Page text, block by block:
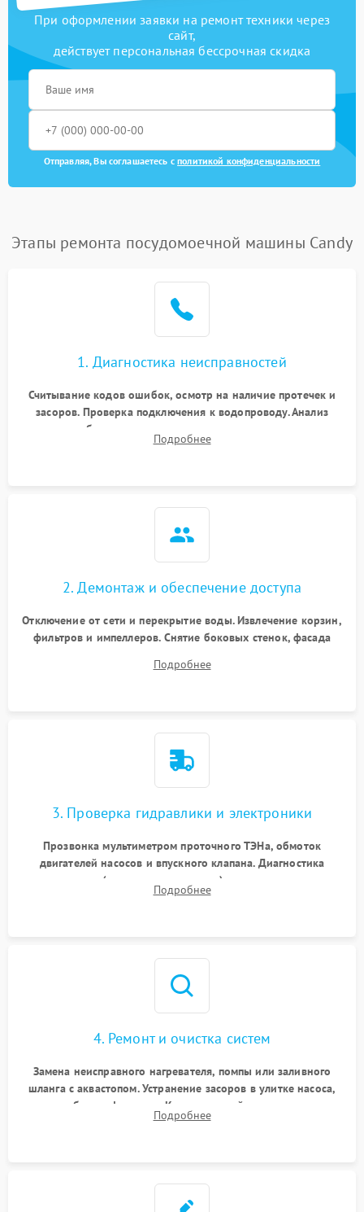
При оформлении заявки на ремонт техники через
сайт,
действует персональная бессрочная скидка
Отправляя, Вы соглашаетесь сполитикой конфиденциальности
Этапы ремонта посудомоечной машины Candy
1. Диагностика неисправностей
Считывание кодов ошибок, осмотр на наличие протечек и
засоров. Проверка подключения к водопроводу. Анализ
жалоб на отсутствие слива, нагрева, вращения
разбрызгивателей или срабатывание системы защиты
Подробнее
2. Демонтаж и обеспечение доступа
Отключение от сети и перекрытие воды. Извлечение корзин,
фильтров и импеллеров. Снятие боковых стенок, фасада
циркуляционному насосу, ТЭНу и сливной помпе.
Подробнее
3. Проверка гидравлики и электроники
Прозвонка мультиметром проточного ТЭНа, обмоток
двигателей насосов и впускного клапана. Диагностика
прессостата (датчика уровня воды), датчика мутности,
концевика дверцы и электронного модуля управления.
Подробнее
4. Ремонт и очистка систем
Замена неисправного нагревателя, помпы или заливного
шланга с аквастопом. Устранение засоров в улитке насоса,
патрубках и фильтрах. Компонентный ремонт платы
управления, восстановление поврежденной проводки.
Подробнее